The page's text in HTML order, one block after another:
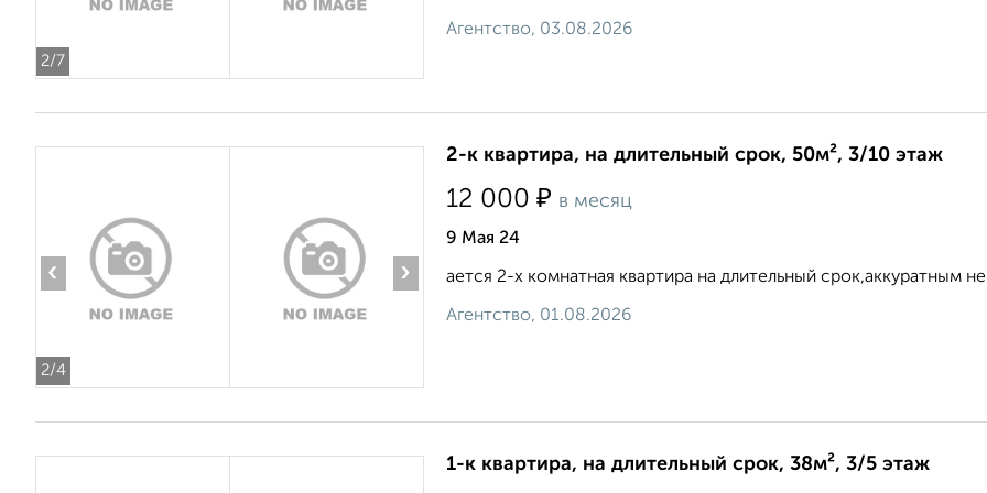
2/7
Агентство, 03.08.2026
2/4
‹ ›
2-к квартира, на длительный срок, 50м², 3/10 этаж
12 000 ₽ в месяц
9 Мая 24
ается 2-х комнатная квартира на длительный срок,аккуратным
Агентство, 01.08.2026
1-к квартира, на длительный срок, 38м², 3/5 этаж